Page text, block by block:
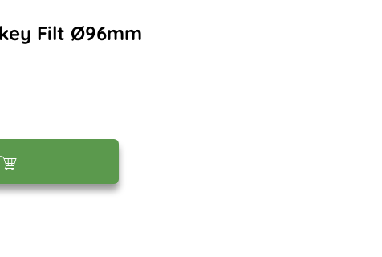
Filt Ø96mm